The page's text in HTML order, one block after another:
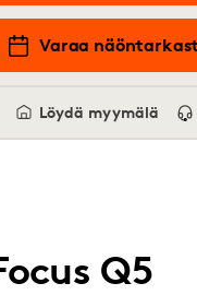
Varaa
Löydä myymälä
Q5